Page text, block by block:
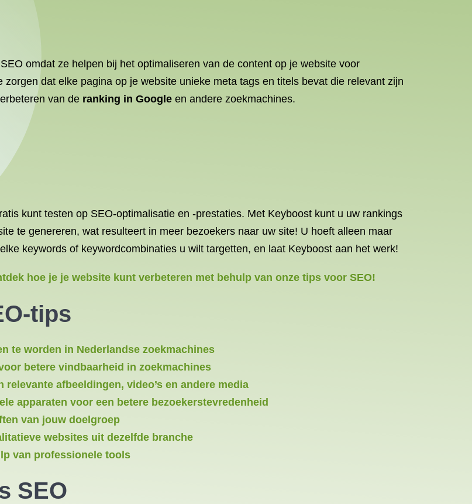
omdat ze helpen bij het optimaliseren van de content op je website voor
dat elke pagina op je website unieke meta tags en titels bevat die relevant zijn
van de ranking in Google en andere zoekmachines.
kunt testen op SEO-optimalisatie en -prestaties. Met Keyboost kunt u uw rankings
te genereren, wat resulteert in meer bezoekers naar uw site! U hoeft alleen maar
keywords of keywordcombinaties u wilt targetten, en laat Keyboost aan het werk!
hoe je je website kunt verbeteren met behulp van onze tips voor SEO!
tips
te worden in Nederlandse zoekmachines
betere vindbaarheid in zoekmachines
afbeeldingen, video’s en andere media
apparaten voor een betere bezoekerstevredenheid
van jouw doelgroep
websites uit dezelfde branche
van professionele tools
SEO